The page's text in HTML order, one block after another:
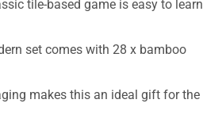
tile-based game is easy to learn
set comes with 28 x bamboo
makes this an ideal gift for the